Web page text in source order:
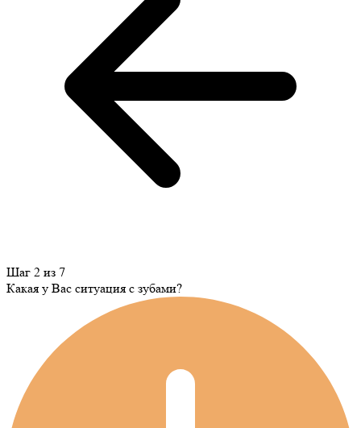
Шаг 2 из 7
Какая у Вас ситуация c зубами?